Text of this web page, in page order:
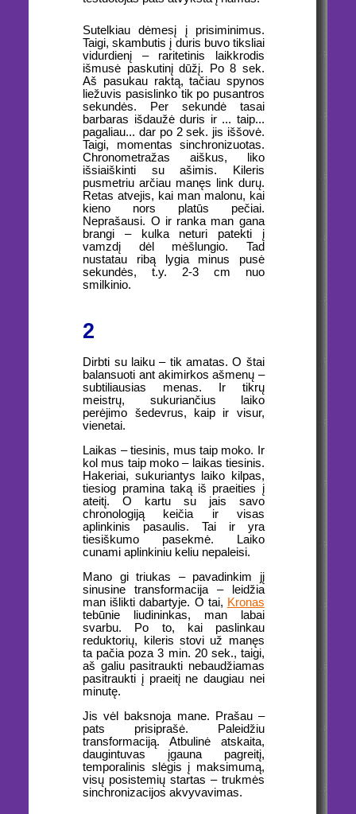
Sutelkiau dėmesį į prisiminimus.
Taigi, skambutis į duris buvo tiksliai
vidurdienį – raritetinis laikkrodis
išmusė paskutinį dūžį. Po 8 sek.
Aš pasukau raktą, tačiau spynos
liežuvis pasislinko tik po pusantros
sekundės. Per sekundė tasai
barbaras išdaužė duris ir ... taip...
pagaliau... dar po 2 sek. jis iššovė.
Taigi, momentas sinchronizuotas.
Chronometražas aiškus, liko
išsiaiškinti su ašimis. Kileris
pusmetriu arčiau manęs link durų.
Retas atvejis, kai man malonu, kai
kieno nors platūs pečiai.
Neprašausi. O ir ranka man gana
brangi – kulka neturi patekti į
vamzdį dėl mėšlungio. Tad
nustatau ribą lygia minus pusė
sekundės, t.y. 2-3 cm nuo
smilkinio.
2
Dirbti su laiku – tik amatas. O štai
balansuoti ant akimirkos ašmenų –
subtiliausias menas. Ir tikrų
meistrų, sukuriančius laiko
perėjimo šedevrus, kaip ir visur,
vienetai.
Laikas – tiesinis, mus taip moko. Ir
kol mus taip moko – laikas tiesinis.
Hakeriai, sukuriantys laiko kilpas,
tiesiog pramina taką iš praeities į
ateitį. O kartu su jais savo
chronologiją keičia ir visas
aplinkinis pasaulis. Tai ir yra
tiesiškumo pasekmė. Laiko
cunami aplinkiniu keliu nepaleisi.
Mano gi triukas – pavadinkim jį
sinusine transformacija – leidžia
man išlikti dabartyje. O tai, Kronas
tebūnie liudininkas, man labai
svarbu. Po to, kai paslinkau
reduktorių, kileris stovi už manęs
ta pačia poza 3 min. 20 sek., taigi,
aš galiu pasitraukti nebaudžiamas
pasitraukti į praeitį ne daugiau nei
minutę.
Jis vėl baksnoja mane. Prašau –
pats prisiprašė. Paleidžiu
transformaciją. Atbulinė atskaita,
daugintuvas įgauna pagreitį,
temporalinis slėgis į maksimumą,
visų posistemių startas – trukmės
sinchronizacijos akvyvavimas.